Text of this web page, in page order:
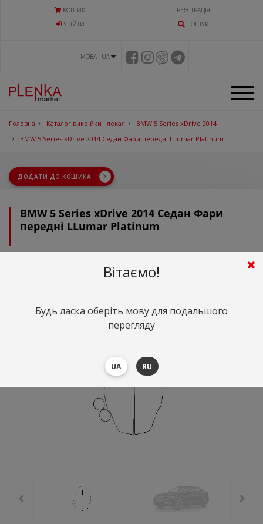
КОШИК
РЕЄСТРАЦІЯ
УВIЙТИ
ПОШУК
МОВА UA
Головна Каталог викрійки і лекал
BMW 5 Series xDrive 2014
BMW 5 Series xDrive 2014 Седан Фари передні LLumar Platinum
ДОДАТИ ДО КОШИКА
BMW 5 Series xDrive 2014 Седан Фари
передні LLumar Platinum
грн.
Вітаємо!
Будь ласка оберіть мову для подальшого
перегляду
UA RU